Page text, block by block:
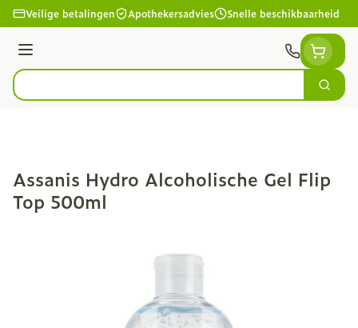
Ga naar de inhoud
Veilige betalingen Apothekersadvies Snelle beschikbaarheid
Menu
Product, merk, categorie...
Zoek
Assanis Hydro Alcoholische Gel Flip
Top 500ml